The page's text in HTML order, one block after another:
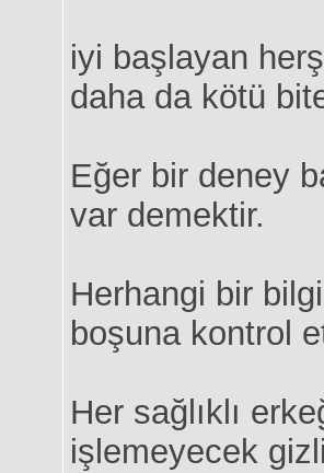
iyi başlayan
daha da kötü
Eğer bir deney
var demektir.
Herhangi bir
boşuna kontrol
Her sağlıklı
işlemeyecek